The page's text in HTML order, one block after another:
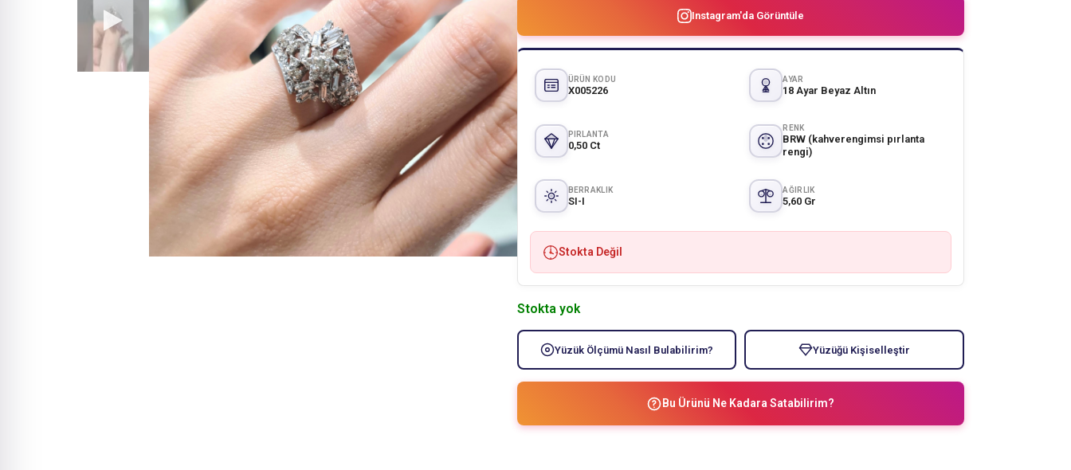
Instagram'da Görüntüle
ÜRÜN KODU
X005226
AYAR
18 Ayar Beyaz Altın
PIRLANTA
0,50 Ct
RENK
BRW (kahverengimsi pırlanta
rengi)
BERRAKLIK
SI-I
AĞIRLIK
5,60 Gr
Stokta Değil
Stokta yok
Yüzük Ölçümü Nasıl Bulabilirim? Yüzüğü Kişiselleştir
Bu Ürünü Ne Kadara Satabilirim?